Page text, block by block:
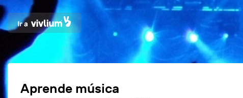
Aprende música